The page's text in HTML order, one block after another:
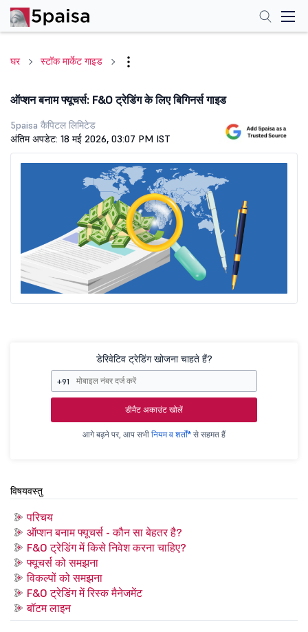
घर स्टॉक मार्केट गाइड
ऑप्शन बनाम फ्यूचर्स: F&O ट्रेडिंग के लिए बिगिनर्स गाइड
5paisa कैपिटल लिमिटेड
अंतिम अपडेट: 18 मई 2026, 03:07 PM IST
डेरिवेटिव ट्रेडिंग खोजना चाहते हैं?
+91
डीमैट अकाउंट खोलें
आगे बढ़ने पर, आप सभी नियम व शर्तों* से सहमत हैं
विषयवस्तु
परिचय
ऑप्शन बनाम फ्यूचर्स - कौन सा बेहतर है?
F&O ट्रेडिंग में किसे निवेश करना चाहिए?
फ्यूचर्स को समझना
विकल्पों को समझना
F&O ट्रेडिंग में रिस्क मैनेजमेंट
बॉटम लाइन